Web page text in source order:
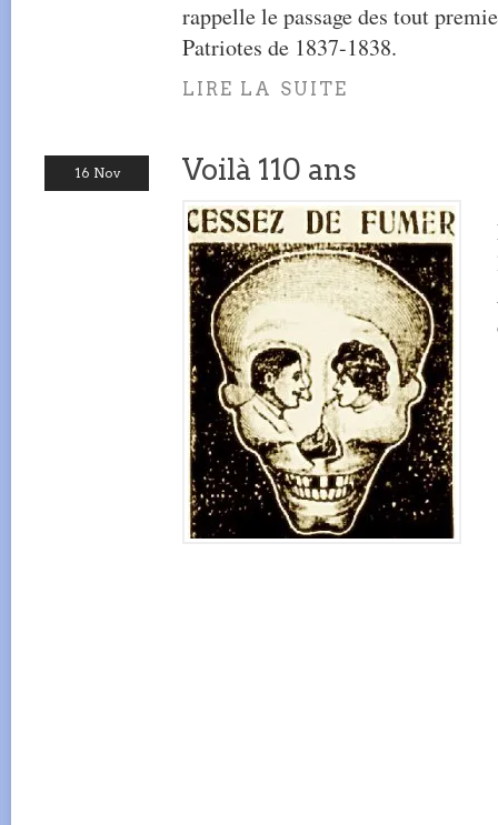
rappelle le passage des tout
Patriotes de 1837-1838.
LIRE LA SUITE
16 Nov Voilà 110 ans